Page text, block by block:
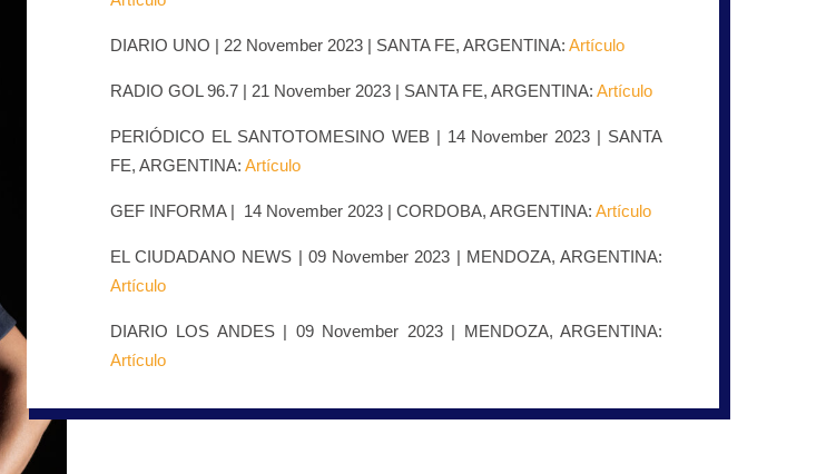
DIARIO UNO | 22 November 2023 | SANTA FE, ARGENTINA: Artículo
RADIO GOL 96.7 | 21 November 2023 | SANTA FE, ARGENTINA: Artículo
PERIÓDICO EL SANTOTOMESINO WEB | 14 November 2023 | SANTA
FE, ARGENTINA: Artículo
GEF INFORMA | 14 November 2023 | CORDOBA, ARGENTINA: Artículo
EL CIUDADANO NEWS | 09 November 2023 | MENDOZA, ARGENTINA:
Artículo
DIARIO LOS ANDES | 09 November 2023 | MENDOZA, ARGENTINA:
Artículo